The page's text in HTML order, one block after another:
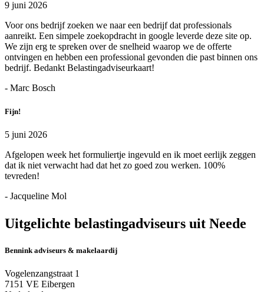
9 juni 2026
Voor ons bedrijf zoeken we naar een bedrijf dat professionals
aanreikt. Een simpele zoekopdracht in google leverde deze site op.
We zijn erg te spreken over de snelheid waarop we de offerte
ontvingen en hebben een professional gevonden die past binnen ons
bedrijf. Bedankt Belastingadviseurkaart!
- Marc Bosch
Fijn!
5 juni 2026
Afgelopen week het formuliertje ingevuld en ik moet eerlijk zeggen
dat ik niet verwacht had dat het zo goed zou werken. 100%
tevreden!
- Jacqueline Mol
Uitgelichte belastingadviseurs uit Neede
Bennink adviseurs & makelaardij
Vogelenzangstraat 1
7151 VE Eibergen